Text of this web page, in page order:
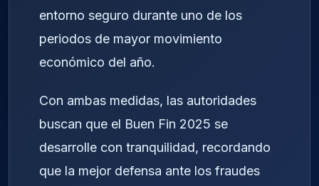
entorno seguro durante uno de los
periodos de mayor movimiento
económico del año.
Con ambas medidas, las autoridades
buscan que el Buen Fin 2025 se
desarrolle con tranquilidad, recordando
que la mejor defensa ante los fraudes